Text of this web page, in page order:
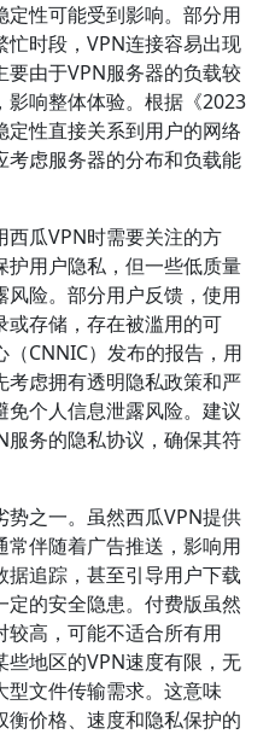
性可能受到影响。部分用
忙时段，VPN连接容易出现
由于VPN服务器的负载较
影响整体体验。根据《2023
定性直接关系到用户的网络
虑服务器的分布和负载能
西瓜VPN时需要关注的方
护用户隐私，但一些低质量
风险。部分用户反馈，使用
或存储，存在被滥用的可
CNNIC）发布的报告，用
考虑拥有透明隐私政策和严
个人信息泄露风险。建议
服务的隐私协议，确保其符
之一。虽然西瓜VPN提供
伴随着广告推送，影响用
据追踪，甚至引导用户下载
的安全隐患。付费版虽然
高，可能不适合所有用
些地区的VPN速度有限，无
型文件传输需求。这意味
价格、速度和隐私保护的